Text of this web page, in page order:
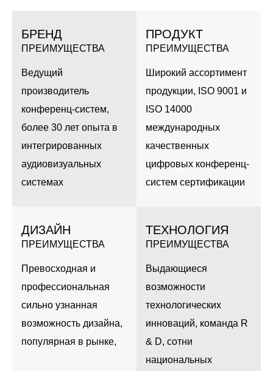
БРЕНД
ПРЕИМУЩЕСТВА
Ведущий
производитель
конференц-систем,
более 30 лет опыта в
интегрированных
аудиовизуальных
системах
ПРОДУКТ
ПРЕИМУЩЕСТВА
Широкий ассортимент
продукции, ISO 9001 и
ISO 14000
международных
качественных
цифровых конференц-
систем сертификации
ДИЗАЙН
ПРЕИМУЩЕСТВА
Превосходная и
профессиональная
сильно узнанная
возможность дизайна,
популярная в рынке,
ТЕХНОЛОГИЯ
ПРЕИМУЩЕСТВА
Выдающиеся
возможности
технологических
инноваций, команда R
& D, сотни
национальных